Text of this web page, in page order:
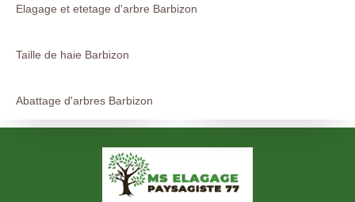
Elagage et etetage d'arbre Barbizon
Taille de haie Barbizon
Abattage d'arbres Barbizon